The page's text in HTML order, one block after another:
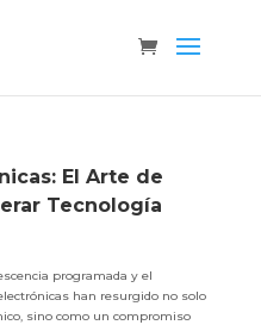
El Arte de
Tecnología
programada y el
han resurgido no solo
sino como un compromiso